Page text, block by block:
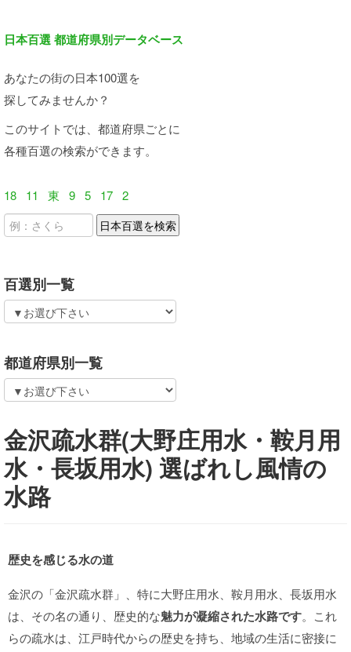
日本百選 都道府県別データベース
あなたの街の日本100選を
探してみませんか？
このサイトでは、都道府県ごとに
各種百選の検索ができます。
18 11 東 9 5 17 2
百選別一覧
都道府県別一覧
金沢疏水群(大野庄用水・鞍月用
水・長坂用水) 選ばれし風情の
水路
歴史を感じる水の道
金沢の「金沢疏水群」、特に大野庄用水、鞍月用水、長坂用水
は、その名の通り、歴史的な魅力が凝縮された水路です。これ
らの疏水は、江戸時代からの歴史を持ち、地域の生活に密接に